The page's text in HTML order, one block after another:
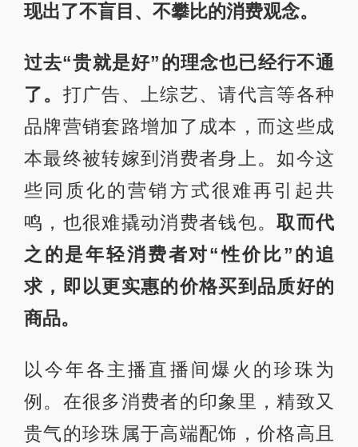
现出了不盲目、不攀比的消费观念。
过去“贵就是好”的理念也已经行不通
了。 打广告、上综艺、请代言等各种
品牌营销套路增加了成本，而这些成
本最终被转嫁到消费者身上。如今这
些同质化的营销方式很难再引起共
鸣，也很难撬动消费者钱包。取而代
之的是年轻消费者对“性价比”的追
求，即以更实惠的价格买到品质好的
商品。
以今年各主播直播间爆火的珍珠为
例。在很多消费者的印象里，精致又
贵气的珍珠属于高端配饰，价格高且